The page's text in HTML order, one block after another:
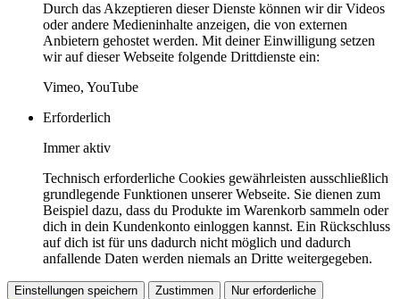
Durch das Akzeptieren dieser Dienste können wir dir Videos
oder andere Medieninhalte anzeigen, die von externen
Anbietern gehostet werden. Mit deiner Einwilligung setzen
wir auf dieser Webseite folgende Drittdienste ein:
Vimeo, YouTube
Erforderlich
Immer aktiv
Technisch erforderliche Cookies gewährleisten ausschließlich
grundlegende Funktionen unserer Webseite. Sie dienen zum
Beispiel dazu, dass du Produkte im Warenkorb sammeln oder
dich in dein Kundenkonto einloggen kannst. Ein Rückschluss
auf dich ist für uns dadurch nicht möglich und dadurch
anfallende Daten werden niemals an Dritte weitergegeben.
Einstellungen speichern Zustimmen Nur erforderliche